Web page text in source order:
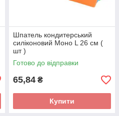
Шпатель кондитерський
силіконовий Моно L 26 см (
шт )
Готово до відправки
65,84 ₴
Купити